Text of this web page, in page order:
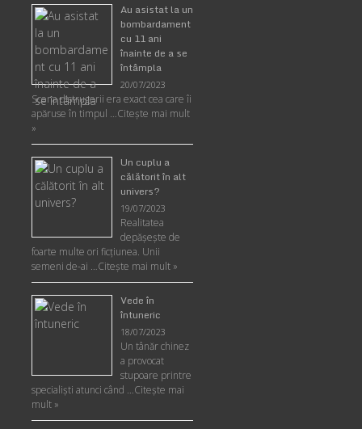
Au asistat la un
bombardament
cu 11 ani
înainte de a se
întâmpla
20/07/2023
Scena distrugerii era exact cea care îi
apăruse în timpul …Citește mai mult
»
Un cuplu a
călătorit în alt
univers?
19/07/2023
Realitatea
depăşeşte de
foarte multe ori ficţiunea. Unii
semeni de-ai …Citește mai mult »
Vede în
întuneric
18/07/2023
Un tânăr chinez
a provocat
stupoare printre
specialişti atunci când …Citește mai
mult »